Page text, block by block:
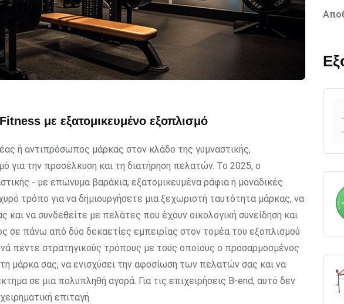
με εξατομικευμένο εξοπλισμό
ή αντιπρόσωπος μάρκας στον κλάδο της γυμναστικής,
για την προσέλκυση και τη διατήρηση πελατών. Το 2025, ο
- με επώνυμα βαράκια, εξατομικευμένα ράφια ή μοναδικές
τρόπο για να δημιουργήσετε μια ξεχωριστή ταυτότητα μάρκας, να
και να συνδεθείτε με πελάτες που έχουν οικολογική συνείδηση και
σε πάνω από δύο δεκαετίες εμπειρίας στον τομέα του εξοπλισμού
πέντε στρατηγικούς τρόπους με τους οποίους ο προσαρμοσμένος
μάρκα σας, να ενισχύσει την αφοσίωση των πελατών σας και να
σε μια πολυπληθή αγορά. Για τις επιχειρήσεις B-end, αυτό δεν
επιταγή.